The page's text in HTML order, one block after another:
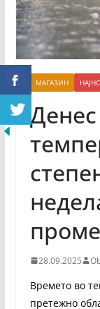
МАГАЗИН
28.09.2025
Времето во
претежно